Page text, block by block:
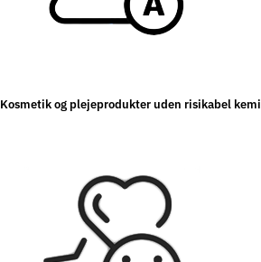
Kosmetik og plejeprodukter uden risikabel kemi